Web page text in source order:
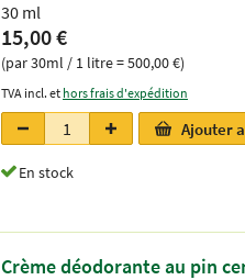
30 ml
15,00 €
(par 30ml / 1 litre = 500,00 €)
TVA incl. et hors frais d'expédition
Ajouter
En stock
Crème déodorante au pin